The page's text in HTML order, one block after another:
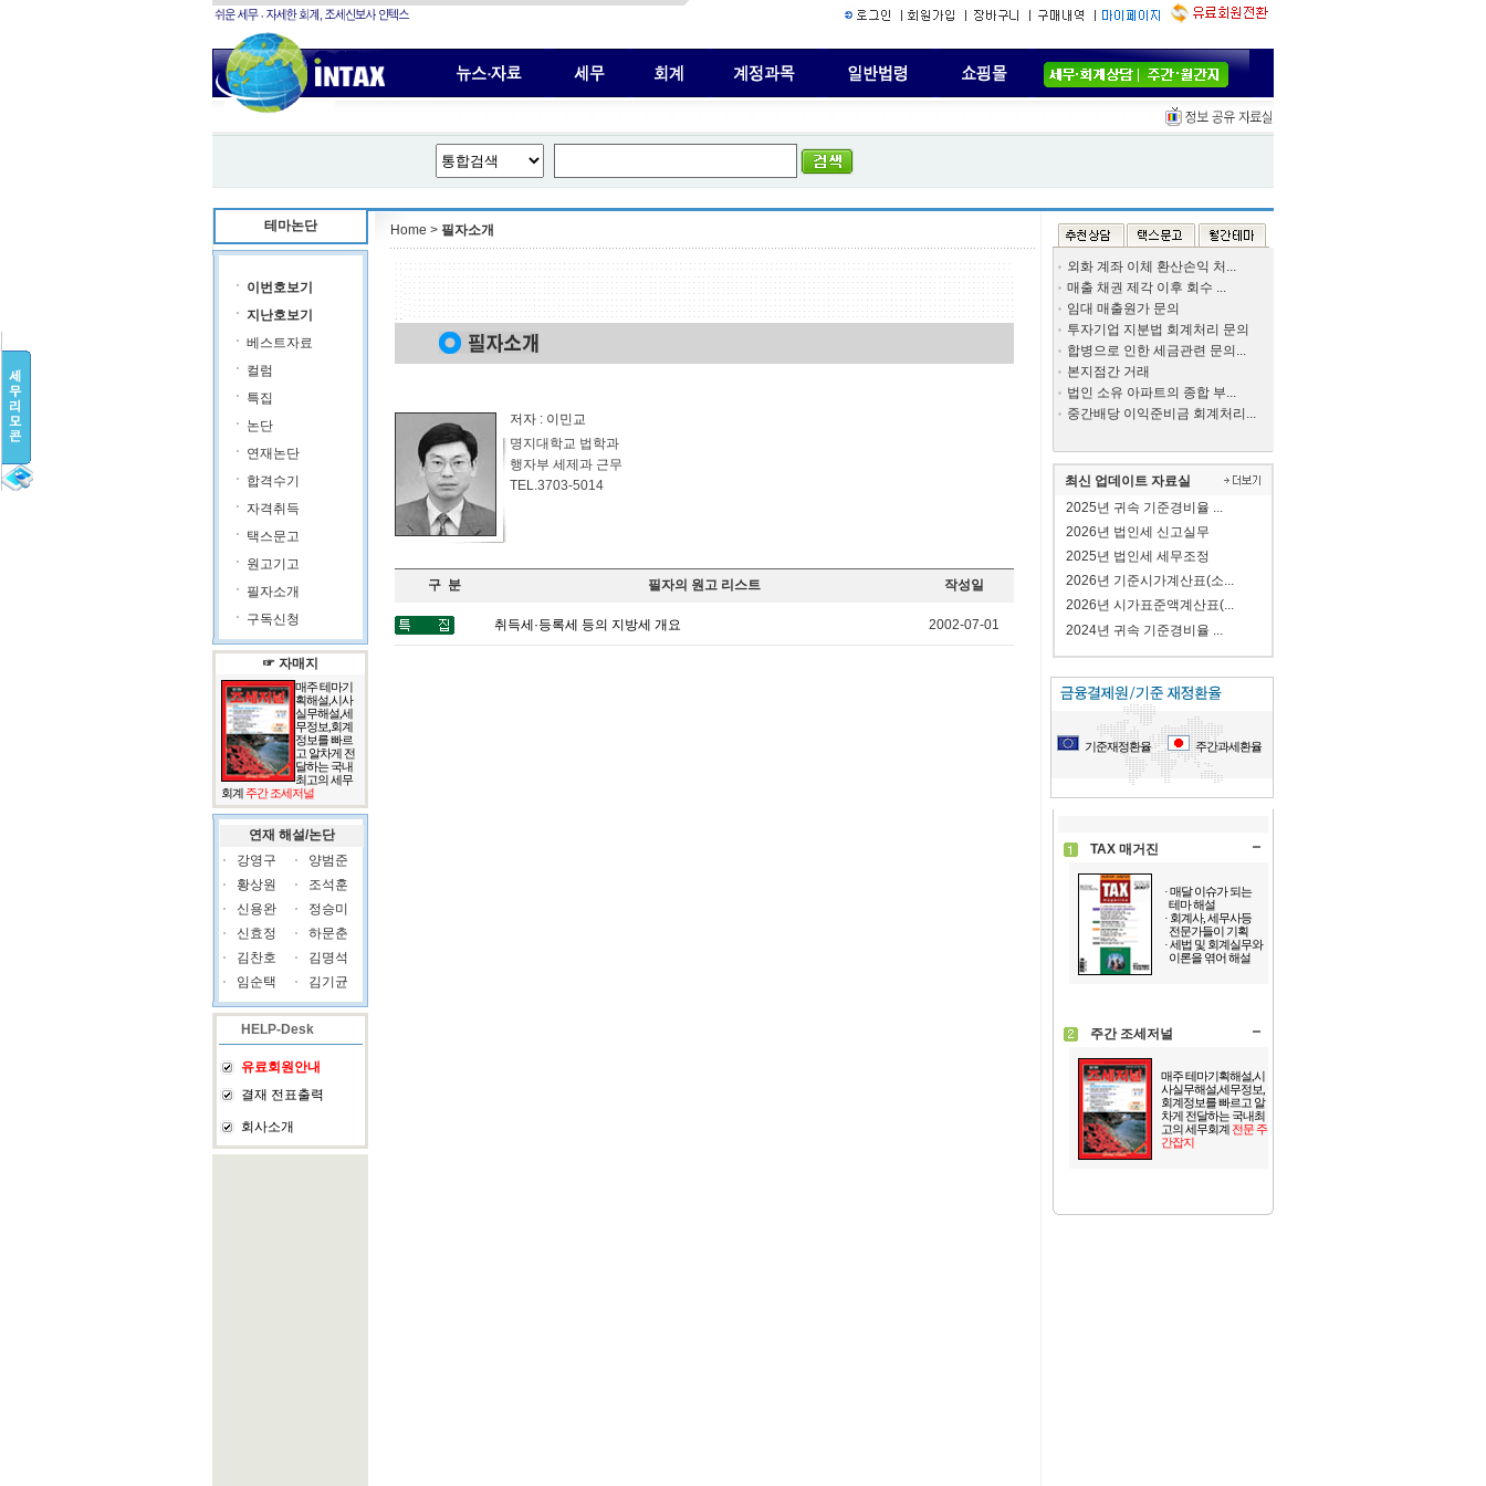
테마논단
이번호보기
지난호보기
베스트자료
컬럼
특집
논단
연재논단
합격수기
자격취득
택스문고
원고기고
필자소개
구독신청
☞ 자매지
매주 테마기
획해설,시사
실무해설,세
무정보,회계
정보를 빠르
고 알차게 전
달하는 국내
최고의 세무
회계주간 조세저널
연재 해설/논단
강영구
양범준
황상원
조석훈
신용완
정승미
신효정
하문춘
김찬호
김명석
임순택
김기균
HELP-Desk
유료회원안내
결재 전표출력
회사소개
Home > 필자소개
저자 : 이민교
명지대학교 법학과
행자부 세제과 근무
TEL.3703-5014
구 분 필자의 원고 리스트 작성일
취득세·등록세 등의 지방세 개요 2002-07-01
외화 계좌 이체 환산손익 처...
매출 채권 제각 이후 회수 ...
임대 매출원가 문의
투자기업 지분법 회계처리 문의
합병으로 인한 세금관련 문의...
본지점간 거래
법인 소유 아파트의 종합 부...
중간배당 이익준비금 회계처리...
최신 업데이트 자료실
2025년 귀속 기준경비율 ...
2026년 법인세 신고실무
2025년 법인세 세무조정
2026년 기준시가계산표(소...
2026년 시가표준액계산표(...
2024년 귀속 기준경비율 ...
기준재정환율 주간과세환율
TAX 매거진
· 매달 이슈가 되는
테마 해설
· 회계사, 세무사등
전문가들이 기획
· 세법 및 회계실무와
이론을 엮어 해설
주간 조세저널
매주 테마기획해설,시
사실무해설,세무정보,
회계정보를 빠르고 알
차게 전달하는 국내최
고의 세무회계 전문 주
간잡지